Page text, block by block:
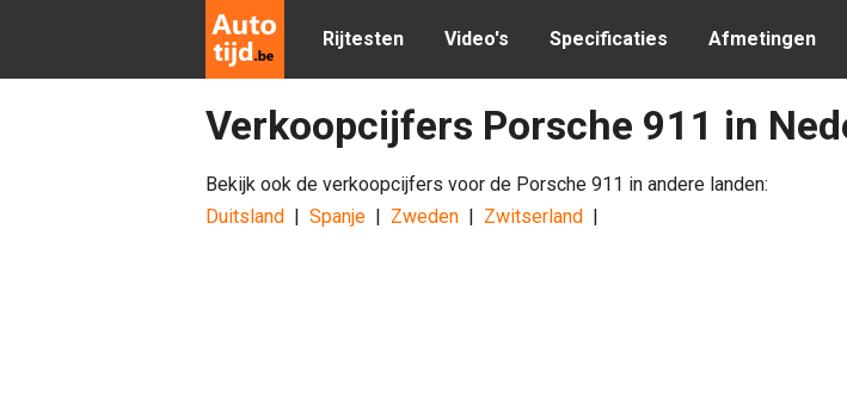
Rijtesten Video's Specificaties Afmetingen
Verkoopcijfers Porsche 911 in
Bekijk ook de verkoopcijfers voor de Porsche 911 in andere landen:
Duitsland | Spanje | Zweden | Zwitserland |